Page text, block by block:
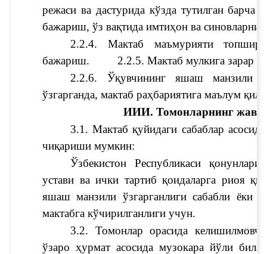
режаси ва дастурида кўзда тутилган барча
бажариш, ўз вақтида имтиҳон ва
2.2.4. Мактаб маъмурияти
бажариш.
2.2.5. Мактаб мулкига зарар
2.2.6. Ўқувчининг яшаш манзили
ўзгарганда, мактаб раҳбариятига маълум
ИИИ. Томонларнинг
3.1. Мактаб қуйидаги сабаблар
чиқариши мумкин:
Ўзбекистон Республикаси
устави ва ички тартиб қоидаларга риоя
яшаш манзили ўзгарганлиги сабабли ёки
мактабга кўчирилганлиги учун.
3.2. Томонлар орасида
ўзаро ҳурмат асосида музокара йўли